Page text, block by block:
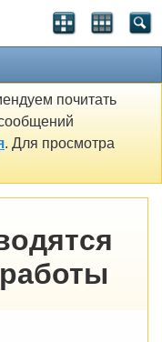
почитать
. Для просмотра